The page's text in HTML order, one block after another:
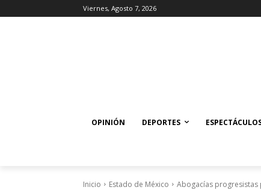
Viernes, Agosto 7, 2026
OPINIÓN DEPORTES
Inicio Estado de México Abogacías progresistas